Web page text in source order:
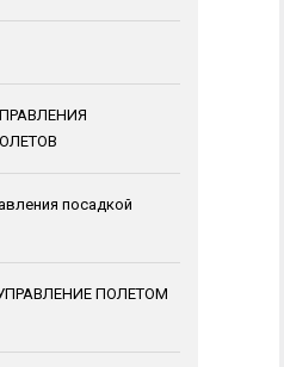
посадкой
ПОЛЕТОМ